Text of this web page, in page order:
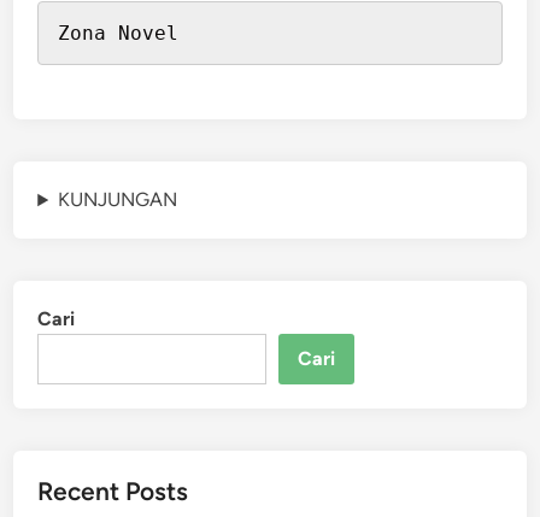
Zona Novel
KUNJUNGAN
Cari
Cari
Recent Posts